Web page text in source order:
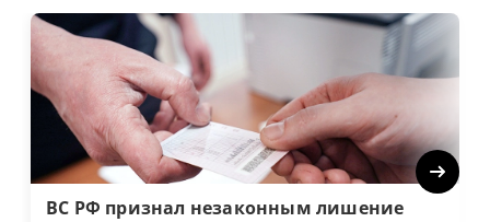
ВС РФ признал незаконным лишение
Next